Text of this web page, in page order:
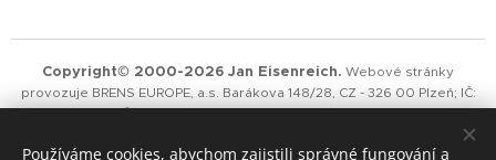
Copyright© 2000-2026 Jan Eisenreich. Webové stránky
provozuje BRENS EUROPE, a.s. Barákova 148/28, CZ - 326 00 Plzeň; IČ:
rejstříku vedeném Krajským obchodním soudem v Plzni, oddíl B, vložka
1058. Publikování nebo šíření obsahu těchto webových stránek je bez
Používáme cookies, abychom zajistili správné fungování a